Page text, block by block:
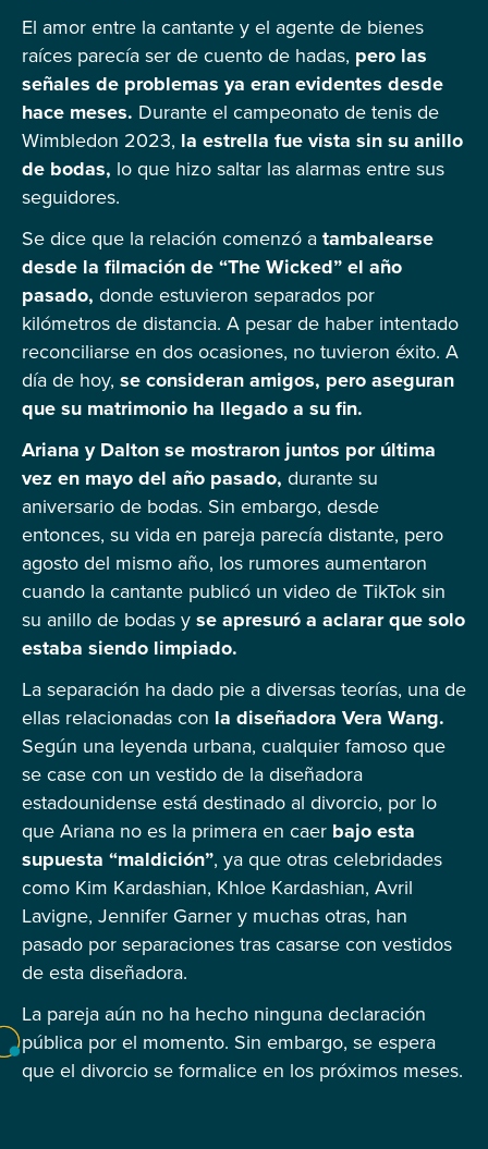
El amor entre la cantante y el agente de bienes
raíces parecía ser de cuento de hadas, pero las
señales de problemas ya eran evidentes desde
hace meses. Durante el campeonato de tenis de
Wimbledon 2023, la estrella fue vista sin su anillo
de bodas, lo que hizo saltar las alarmas entre sus
seguidores.
Se dice que la relación comenzó a tambalearse
desde la filmación de “The Wicked” el año
pasado, donde estuvieron separados por
kilómetros de distancia. A pesar de haber intentado
reconciliarse en dos ocasiones, no tuvieron éxito. A
día de hoy, se consideran amigos, pero aseguran
que su matrimonio ha llegado a su fin.
Ariana y Dalton se mostraron juntos por última
vez en mayo del año pasado, durante su
aniversario de bodas. Sin embargo, desde
entonces, su vida en pareja parecía distante, pero
agosto del mismo año, los rumores aumentaron
cuando la cantante publicó un video de TikTok sin
su anillo de bodas y se apresuró a aclarar que solo
estaba siendo limpiado.
La separación ha dado pie a diversas teorías, una de
ellas relacionadas con la diseñadora Vera Wang.
Según una leyenda urbana, cualquier famoso que
se case con un vestido de la diseñadora
estadounidense está destinado al divorcio, por lo
que Ariana no es la primera en caer bajo esta
supuesta “maldición”, ya que otras celebridades
como Kim Kardashian, Khloe Kardashian, Avril
Lavigne, Jennifer Garner y muchas otras, han
pasado por separaciones tras casarse con vestidos
de esta diseñadora.
La pareja aún no ha hecho ninguna declaración
pública por el momento. Sin embargo, se espera
que el divorcio se formalice en los próximos meses.